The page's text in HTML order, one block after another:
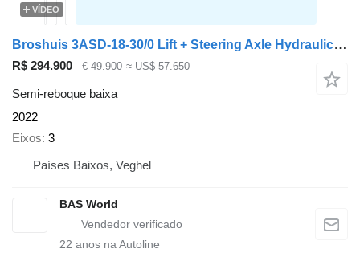
VÍDEO
Broshuis 3ASD-18-30/0 Lift + Steering Axle Hydraulic Ramps
R$ 294.900 € 49.900 ≈ US$ 57.650
Semi-reboque baixa
2022
Eixos 3
Países Baixos, Veghel
BAS World
22 anos na Autoline